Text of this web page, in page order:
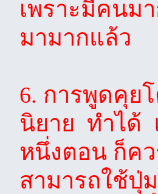
เพราะมีคนม
มามากแล้ว
6. การพูดคุย
นิยาย ทำได้
หนึ่งตอน ก็ค
สามารถใช้ปุ่